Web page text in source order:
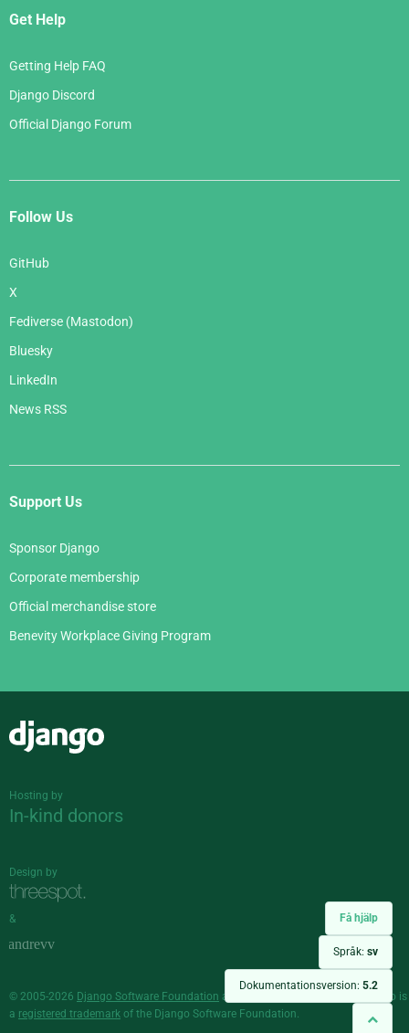
Få hjälp
Språk: sv
Dokumentationsversion: 5.2
Get Help
Getting Help FAQ
Django Discord
Official Django Forum
Follow Us
GitHub
X
Fediverse (Mastodon)
Bluesky
LinkedIn
News RSS
Support Us
Sponsor Django
Corporate membership
Official merchandise store
Benevity Workplace Giving Program
Hosting by
In-kind donors
Design by
&
© 2005-2026 Django Software Foundation and individual contributors. Django is
a registered trademark of the Django Software Foundation.